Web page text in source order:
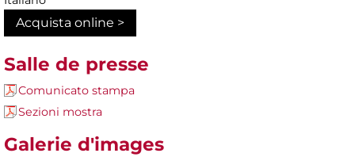
Acquista online >
Salle de presse
Comunicato stampa
Sezioni mostra
Galerie d'images